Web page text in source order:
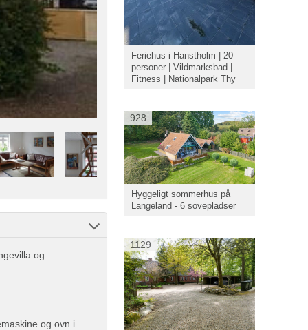
Feriehus i Hanstholm | 20
personer | Vildmarksbad |
Fitness | Nationalpark Thy
928
Hyggeligt sommerhus på
Langeland - 6 sovepladser
1129
og
og ovn i